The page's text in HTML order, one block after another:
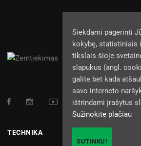
TECHNIKA
Siekdami pagerinti
kokybę, statistiniais
tikslais šioje
slapukus (angl.
galite bet kada
savo interneto
ištrindami įrašytus
Sužinokite plačiau
SUTINKU!